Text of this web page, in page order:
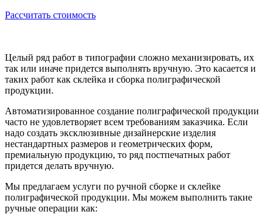
Рассчитать стоимость
Целый ряд работ в типографии сложно механизировать, их
так или иначе придется выполнять вручную. Это касается и
таких работ как склейка и сборка полиграфической
продукции.
Автоматизированное создание полиграфической продукции
часто не удовлетворяет всем требованиям заказчика. Если
надо создать эксклюзивные дизайнерские изделия
нестандартных размеров и геометрических форм,
премиальную продукцию, то ряд постпечатных работ
придется делать вручную.
Мы предлагаем услуги по ручной сборке и склейке
полиграфической продукции. Мы можем выполнить такие
ручные операции как: